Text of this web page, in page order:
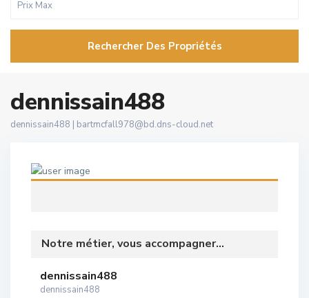
Rechercher Des Propriétés
dennissain488
dennissain488 | bartmcfall978@bd.dns-cloud.net
Notre métier, vous accompagner...
dennissain488
dennissain488